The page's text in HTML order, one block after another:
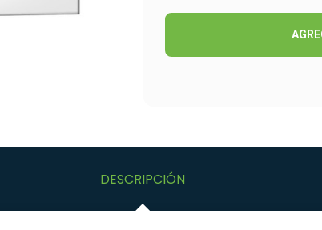
DESCRIPCIÓN